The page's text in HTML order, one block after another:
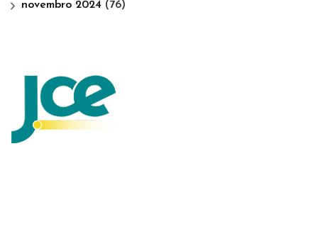
novembro 2024 (76)